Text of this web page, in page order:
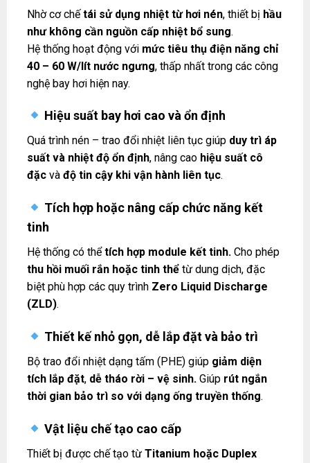
Nhờ cơ chếtái sử dụng nhiệt từ hơi nén, thiết bị hầu
như không cần nguồn cấp nhiệt bổ sung.
Hệ thống hoạt động với mức tiêu thụ điện năng chỉ
40 – 60 W/lít nước ngưng, thấp nhất trong các công
nghệ bay hơi hiện nay.
Hiệu suất bay hơi cao và ổn định
Quá trình nén – trao đổi nhiệt liên tục giúp duy trì áp
suất và nhiệt độ ổn định, nâng cao hiệu suất cô
đặc vàđộ tin cậy khi vận hành liên tục.
Tích hợp hoặc nâng cấp chức năng kết
tinh
Hệ thống có thểtích hợp module kết tinh. Cho phép
thu hồi muối rắn hoặc tinh thể từ dung dịch, đặc
biệt phù hợp các quy trình Zero Liquid Discharge
(ZLD).
Thiết kế nhỏ gọn, dễ lắp đặt và bảo trì
Bộ trao đổi nhiệt dạng tấm (PHE) giúp giảm diện
tích lắp đặt, dễ tháo rời – vệ sinh. Giúp rút ngắn
thời gian bảo trì so với dạng ống truyền thống.
Vật liệu chế tạo cao cấp
Thiết bị được chế tạo từTitanium hoặc Duplex